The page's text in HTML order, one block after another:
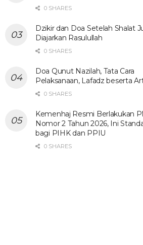
0 SHARES
Dzikir dan Doa Setelah Shalat
Diajarkan Rasulullah
0 SHARES
Doa Qunut Nazilah, Tata Cara
Pelaksanaan, Lafadz beserta
0 SHARES
Kemenhaj Resmi Berlakukan
Nomor 2 Tahun 2026, Ini
bagi PIHK dan PPIU
0 SHARES